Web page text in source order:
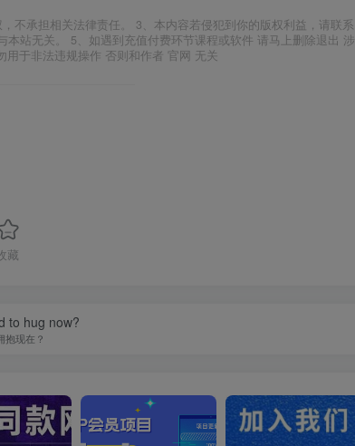
不承担相关法律责任。 3、本内容若侵犯到你的版权利益，请联系
站无关。 5、如遇到充值付费环节课程或软件 请马上删除退出 涉
于非法违规操作 否则和作者 官网 无关
藏
to hug now?
抱现在？